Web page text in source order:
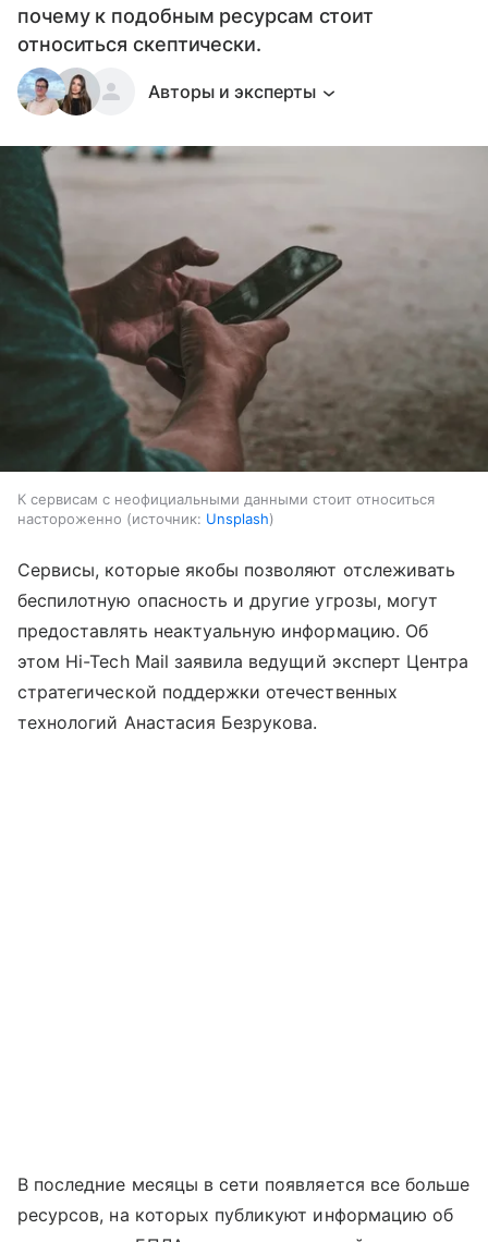
почему к подобным ресурсам стоит
относиться скептически.
Авторы и эксперты
К сервисам с неофициальными данными стоит относиться
настороженно
источник: Unsplash
Сервисы, которые якобы позволяют отслеживать
беспилотную опасность и другие угрозы, могут
предоставлять неактуальную информацию. Об
этом Hi-Tech Mail заявила ведущий эксперт Центра
стратегической поддержки отечественных
технологий Анастасия Безрукова.
В последние месяцы в сети появляется все больше
ресурсов, на которых публикуют информацию об